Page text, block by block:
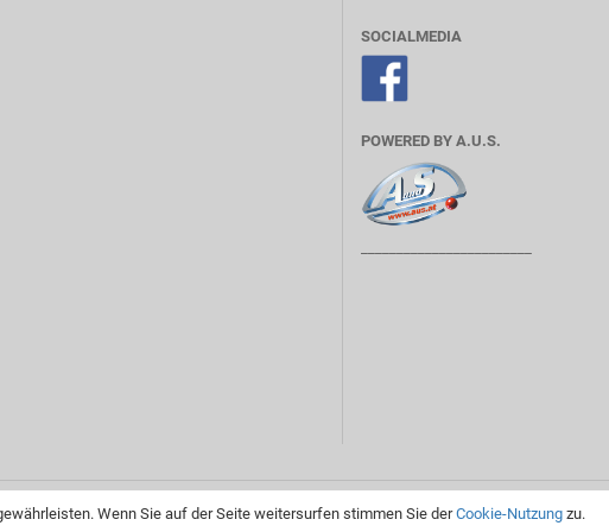
Wenn Sie auf der Seite weitersurfen stimmen Sie derCookie-Nutzung zu.
SOCIALMEDIA
POWERED BY A.U.S.
Shopsystemby Gambio.de © 2019